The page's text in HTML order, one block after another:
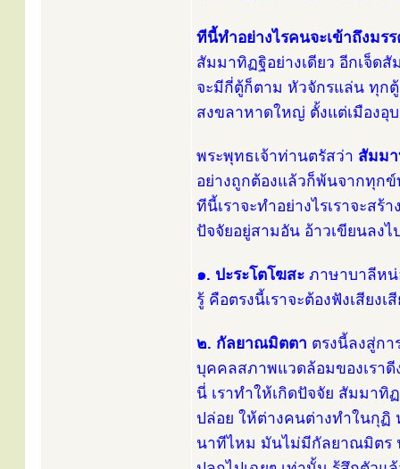
ทีนี้ทำอย่างไรคนจะเข้าถึงมร
สัมมาทิฏฐิอย่างเดียว อีกเจ็ด
จะมีกี่ตู้ก็ตาม หัวจักรแล่น ทุกตู้
สงขลาหาดใหญ่ ตั้งแต่เมืองอุ
พระพุทธเจ้าท่านตรัสว่า สัมม
อย่างถูกต้องแล้วก็พ้นจากทุก
ทีนี้เราจะทำอย่างไรเราจะส
ปัจจัยอยู่สามอัน อ้าวเขียนลง
๑. ปะระโตโฆสะ ภาษาบาลีหน่
รู้ คือตรงนี้เราจะต้องฟังเสียง
๒. กัลยาณมิตตา ตรงนี้ลงสู่ก
บุคคลสภาพแวดล้อมของเรา
นี่ เราทำให้เกิดปัจจัย สัมมาทิ
ปล่อย ให้ต่างคนต่างทำในกุฏิ
นาทีไหม มันไม่มีกัลยาณมิตร